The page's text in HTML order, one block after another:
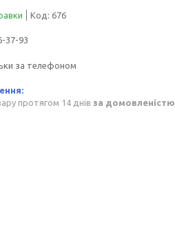
Код: 676
37-93
за телефоном
протягом 14 днів за домовленістю